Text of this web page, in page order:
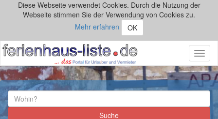
Diese Webseite verwendet Cookies. Durch die Nutzung der
Webseite stimmen Sie der Verwendung von Cookies zu.
Mehr erfahren
OK